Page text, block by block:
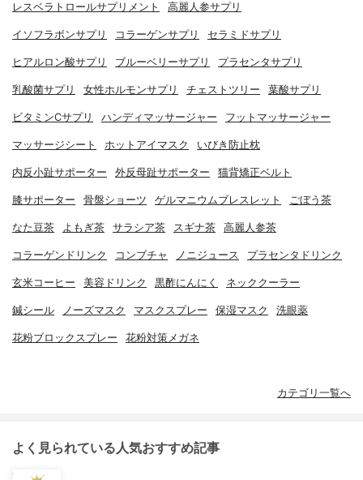
レスベラトロールサプリメント 高麗人参サプリ
イソフラボンサプリ コラーゲンサプリ セラミドサプリ
ヒアルロン酸サプリ ブルーベリーサプリ プラセンタサプリ
乳酸菌サプリ 女性ホルモンサプリ チェストツリー 葉酸サプリ
ビタミンCサプリ ハンディマッサージャー フットマッサージャー
マッサージシート ホットアイマスク いびき防止枕
内反小趾サポーター 外反母趾サポーター 猫背矯正ベルト
膝サポーター 骨盤ショーツ ゲルマニウムブレスレット ごぼう茶
なた豆茶 よもぎ茶 サラシア茶 スギナ茶 高麗人参茶
コラーゲンドリンク コンブチャ ノニジュース プラセンタドリンク
玄米コーヒー 美容ドリンク 黒酢にんにく ネッククーラー
鍼シール ノーズマスク マスクスプレー 保湿マスク 洗眼薬
花粉ブロックスプレー 花粉対策メガネ
カテゴリ一覧へ
よく見られている人気おすすめ記事